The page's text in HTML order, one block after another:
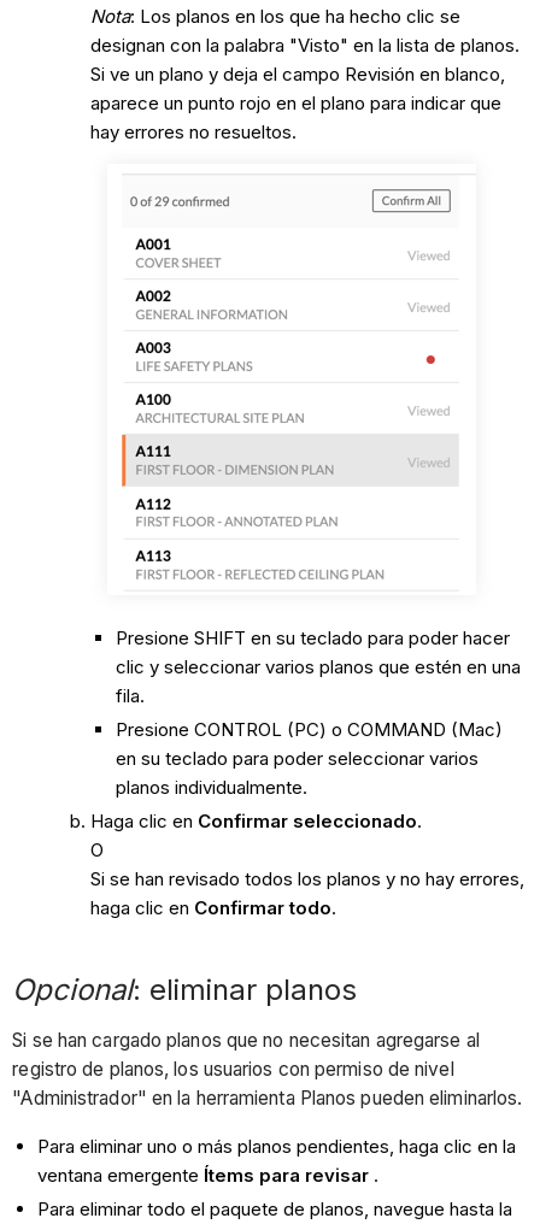
Nota: Los planos en los que ha hecho clic se
designan con la palabra "Visto" en la lista de planos.
Si ve un plano y deja el campo Revisión en blanco,
aparece un punto rojo en el plano para indicar que
hay errores no resueltos.
Presione SHIFT en su teclado para poder hacer
clic y seleccionar varios planos que estén en una
fila.
Presione CONTROL (PC) o COMMAND (Mac)
en su teclado para poder seleccionar varios
planos individualmente.
Haga clic en Confirmar seleccionado.
O
Si se han revisado todos los planos y no hay errores,
haga clic en Confirmar todo.
Opcional: eliminar planos
Si se han cargado planos que no necesitan agregarse al
registro de planos, los usuarios con permiso de nivel
"Administrador" en la herramienta Planos pueden eliminarlos.
Para eliminar uno o más planos pendientes, haga clic en la
ventana emergente Ítems para revisar .
Para eliminar todo el paquete de planos, navegue hasta la